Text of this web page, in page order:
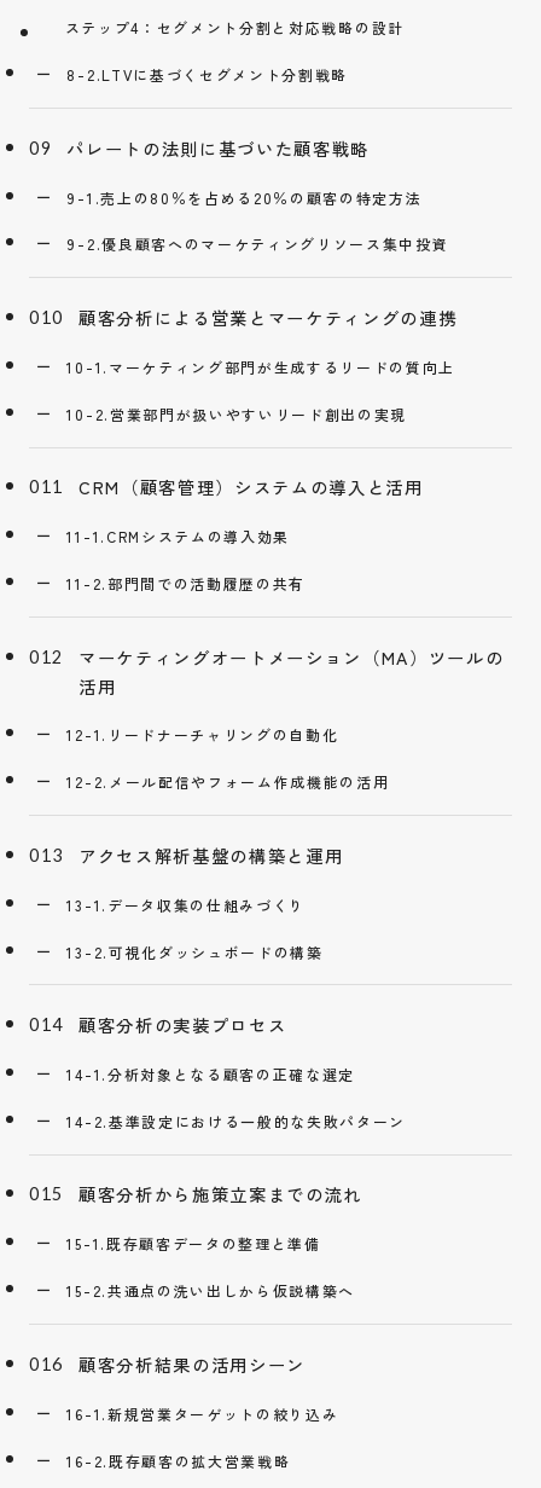
ステップ4：セグメント分割と対応戦略の設計
8-2.LTVに基づくセグメント分割戦略
パレートの法則に基づいた顧客戦略
9-1.売上の80％を占める20％の顧客の特定方法
9-2.優良顧客へのマーケティングリソース集中投資
顧客分析による営業とマーケティングの連携
10-1.マーケティング部門が生成するリードの質向上
10-2.営業部門が扱いやすいリード創出の実現
CRM（顧客管理）システムの導入と活用
11-1.CRMシステムの導入効果
11-2.部門間での活動履歴の共有
マーケティングオートメーション（MA）ツールの
活用
12-1.リードナーチャリングの自動化
12-2.メール配信やフォーム作成機能の活用
アクセス解析基盤の構築と運用
13-1.データ収集の仕組みづくり
13-2.可視化ダッシュボードの構築
顧客分析の実装プロセス
14-1.分析対象となる顧客の正確な選定
14-2.基準設定における一般的な失敗パターン
顧客分析から施策立案までの流れ
15-1.既存顧客データの整理と準備
15-2.共通点の洗い出しから仮説構築へ
顧客分析結果の活用シーン
16-1.新規営業ターゲットの絞り込み
16-2.既存顧客の拡大営業戦略